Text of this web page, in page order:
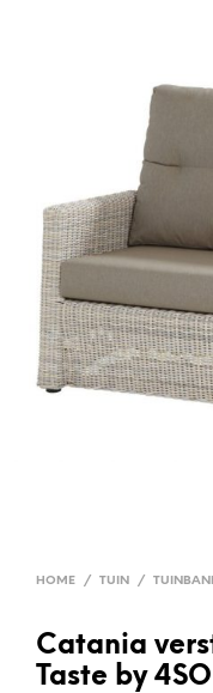
HOME / TUIN /
Catania
Taste by